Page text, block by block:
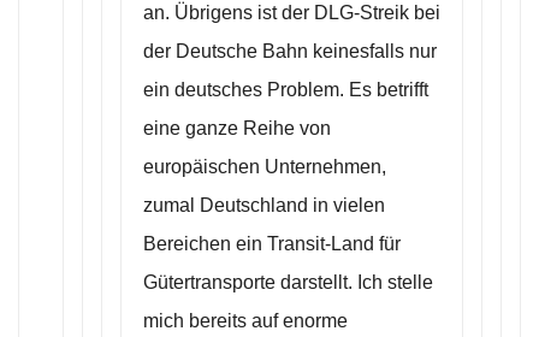
an. Übrigens ist der DLG-Streik bei
der Deutsche Bahn keinesfalls nur
ein deutsches Problem. Es betrifft
eine ganze Reihe von
europäischen Unternehmen,
zumal Deutschland in vielen
Bereichen ein Transit-Land für
Gütertransporte darstellt. Ich stelle
mich bereits auf enorme